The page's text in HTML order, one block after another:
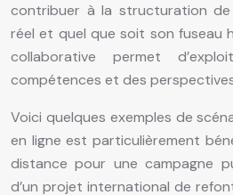
contribuer à la structuration
réel et quel que soit son fuseau
collaborative permet
compétences et des
Voici quelques exemples de
en ligne est particulièrement
distance pour une campagne
d’un projet international de